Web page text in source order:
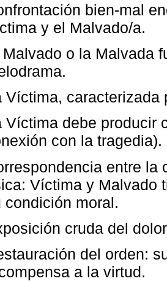
bien-mal
y el Malvado/a.
Malvado o la Malvada
Víctima, caracterizada
Víctima debe producir
con la tragedia).
entre la
Víctima y Malvado
condición moral.
cruda del
del orden:
a la virtud.